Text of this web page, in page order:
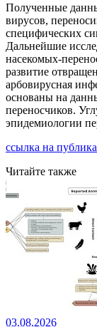
Полученные
вирусов,
специфических
Дальнейшие
насекомых-
развитие
арбовирусная
основаны на
переносчиков.
эпидемиологии
ссылка на
Читайте также
03.08.2026